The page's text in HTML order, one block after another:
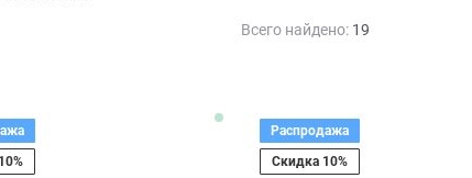
Всего найдено: 19
Распродажа
Скидка 10%